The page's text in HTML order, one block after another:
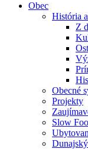
Obec
História
Z
Obecné
Projekty
Slow